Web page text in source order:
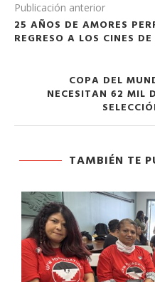
Publicación anterior
25 AÑOS DE AMORES
REGRESO A LOS CINES
COPA DEL
NECESITAN 62 MIL
TAMBIÉN TE